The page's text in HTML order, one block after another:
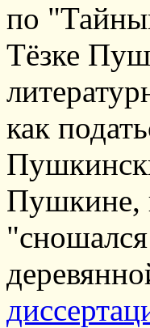
по
Тёзке
как
Пушкине,